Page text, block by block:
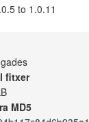
to 1.0.11
fitxer
MD5